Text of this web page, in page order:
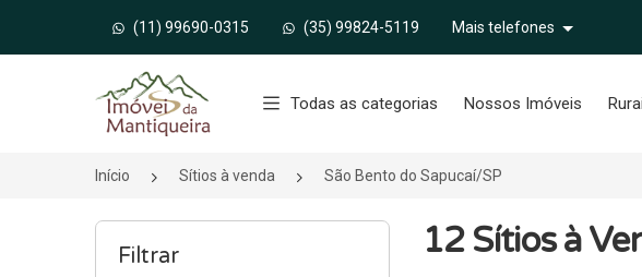
(11) 99690-0315 (35) 99824-5119 Mais telefones
Página inicial
Todas as categorias Nossos Imóveis
Início Sítios à venda São Bento do Sapucaí/SP
Filtrar 12 Sítios à